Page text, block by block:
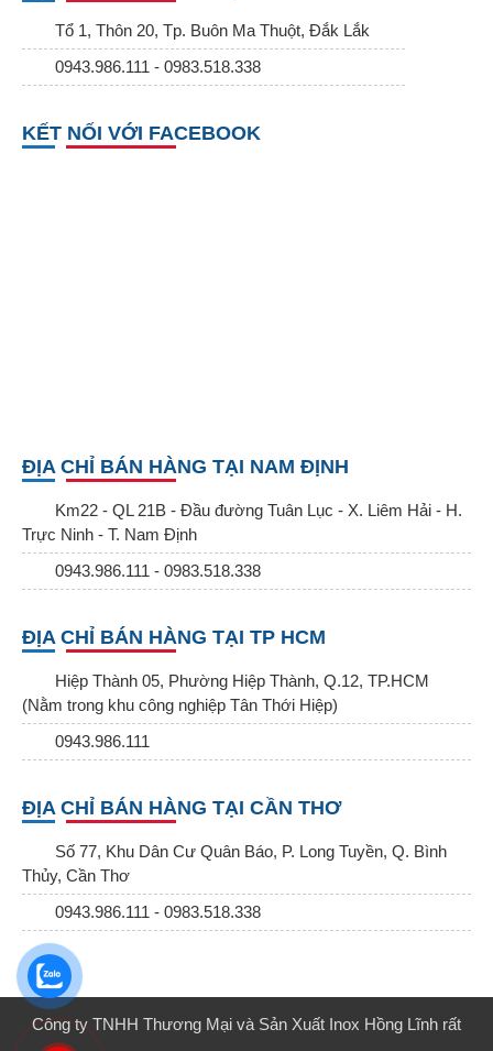
Tổ 1, Thôn 20, Tp. Buôn Ma Thuột, Đắk Lắk
0943.986.111 - 0983.518.338
KẾT NỐI VỚI FACEBOOK
ĐỊA CHỈ BÁN HÀNG TẠI NAM ĐỊNH
Km22 - QL 21B - Đầu đường Tuân Lục - X. Liêm Hải - H.
Trực Ninh - T. Nam Định
0943.986.111 - 0983.518.338
ĐỊA CHỈ BÁN HÀNG TẠI TP HCM
Hiệp Thành 05, Phường Hiệp Thành, Q.12, TP.HCM
(Nằm trong khu công nghiệp Tân Thới Hiệp)
0943.986.111
ĐỊA CHỈ BÁN HÀNG TẠI CẦN THƠ
Số 77, Khu Dân Cư Quân Báo, P. Long Tuyền, Q. Bình
Thủy, Cần Thơ
0943.986.111 - 0983.518.338
Công ty TNHH Thương Mại và Sản Xuất Inox Hồng Lĩnh rất